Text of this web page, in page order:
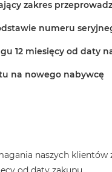
zakres
numeru
12 miesięcy od daty
na nowego nabywcę
naszych